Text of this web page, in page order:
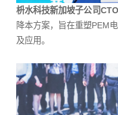
枡水科技新加坡子公司
降本方案，旨在重塑PEM
及应用。